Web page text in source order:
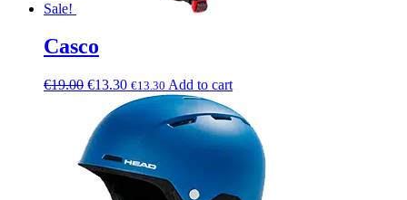
Sale!
Casco
€19.00 €13.30 €13.30 Add to cart